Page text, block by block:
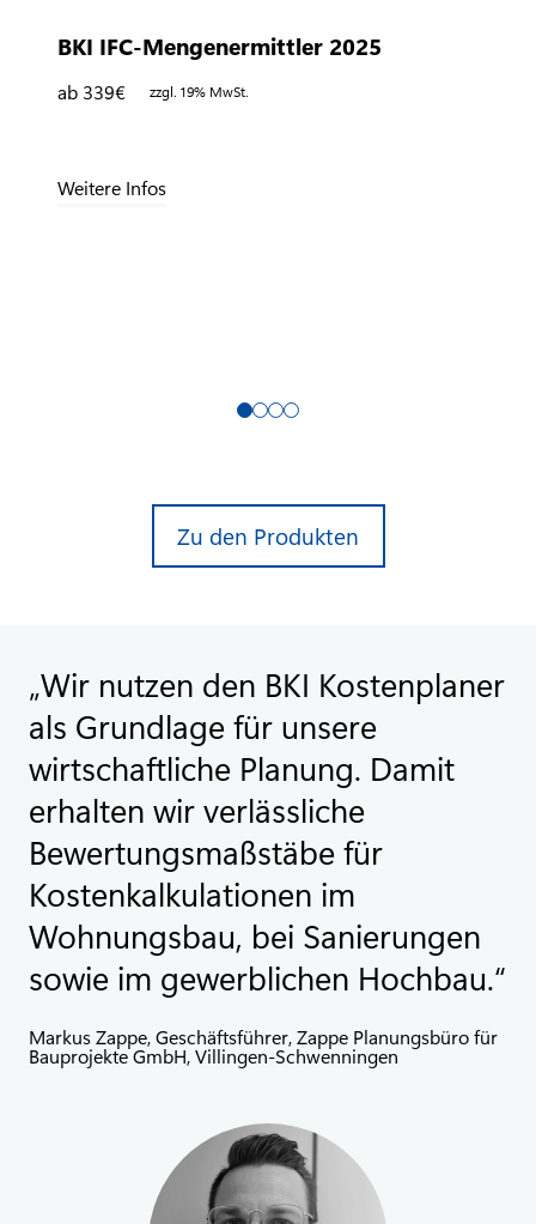
BKI IFC-Mengenermittler 2025
ab 339€ zzgl. 19% MwSt.
Weitere Infos
Zu den Produkten
Wir nutzen den BKI Kostenplaner
als Grundlage für unsere
wirtschaftliche Planung. Damit
erhalten wir verlässliche
Bewertungsmaßstäbe für
Kostenkalkulationen im
Wohnungsbau, bei Sanierungen
sowie im gewerblichen Hochbau.
Markus Zappe, Geschäftsführer, Zappe Planungsbüro für
Bauprojekte GmbH, Villingen-Schwenningen